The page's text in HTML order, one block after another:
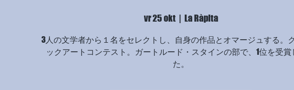
vr 25 okt
  |
La Ràpita
3人の文学者から１名をセレクトし、自身の作品とオマージュする。
ックアートコンテスト。ガートルード・スタインの部で、1位を受賞
た。